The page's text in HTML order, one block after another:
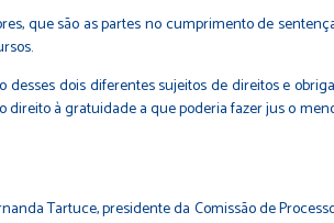
que são as partes no cumprimento de
dois diferentes sujeitos de direitos e
à gratuidade a que poderia fazer jus o
Tartuce, presidente da Comissão de